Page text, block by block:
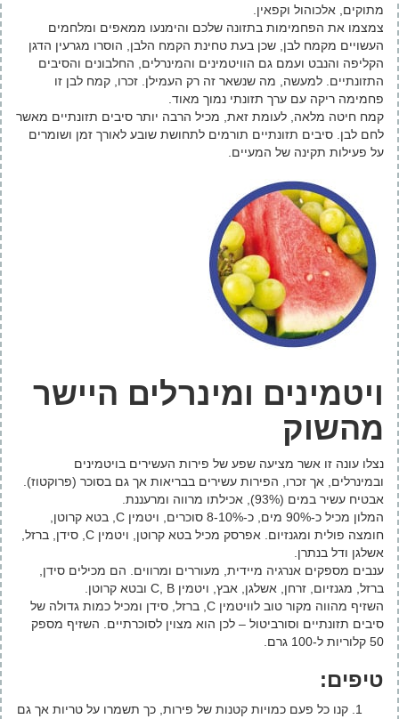
מתוקים, אלכוהול וקפאין.
צמצמו את הפחמימות בתזונה שלכם והימנעו ממאפים ומלחמים
העשויים מקמח לבן, שכן בעת טחינת הקמח הלבן, הוסרו מגרעין הדגן
הקליפה והנבט ועמם גם הוויטמינים והמינרלים, החלבונים והסיבים
התזונתיים. למעשה, מה שנשאר זה רק העמילן. זכרו, קמח לבן זו
פחמימה ריקה עם ערך תזונתי נמוך מאוד.
קמח חיטה מלאה, לעומת זאת, מכיל הרבה יותר סיבים תזונתיים מאשר
לחם לבן. סיבים תזונתיים תורמים לתחושת שובע לאורך זמן ושומרים
על פעילות תקינה של המעיים.
ויטמינים ומינרלים היישר
מהשוק
נצלו עונה זו אשר מציעה שפע של פירות העשירים בויטמינים
ובמינרלים, אך זכרו, הפירות עשירים בבריאות אך גם בסוכר (פרוקטוז).
אבטיח עשיר במים (93%), אכילתו מרווה ומרעננת.
המלון מכיל כ-90% מים, כ-8-10% סוכרים, ויטמין C, בטא קרוטן,
חומצה פולית ומגנזיום. אפרסק מכיל בטא קרוטן, ויטמין C, סידן, ברזל,
אשלגן ודל בנתרן.
ענבים מספקים אנרגיה מיידית, מעוררים ומרווים. הם מכילים סידן,
ברזל, מגנזיום, זרחן, אשלגן, אבץ, ויטמין C, B ובטא קרוטן.
השזיף מהווה מקור טוב לוויטמין C, ברזל, סידן ומכיל כמות גדולה של
סיבים תזונתיים וסורביטול – לכן הוא מצוין לסוכרתיים. השזיף מספק
50 קלוריות ל-100 גרם.
טיפים:
קנו כל פעם כמויות קטנות של פירות, כך תשמרו על טריות אך גם